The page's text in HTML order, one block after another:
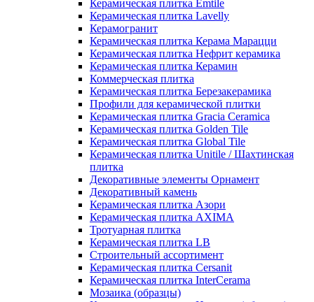
Керамическая плитка Emtile
Керамическая плитка Lavelly
Керамогранит
Керамическая плитка Керама Марацци
Керамическая плитка Нефрит керамика
Керамическая плитка Керамин
Коммерческая плитка
Керамическая плитка Березакерамика
Профили для керамической плитки
Керамическая плитка Gracia Ceramica
Керамическая плитка Golden Tile
Керамическая плитка Global Tile
Керамическая плитка Unitile / Шахтинская
плитка
Декоративные элементы Орнамент
Декоративный камень
Керамическая плитка Азори
Керамическая плитка AXIMA
Тротуарная плитка
Керамическая плитка LB
Строительный ассортимент
Керамическая плитка Cersanit
Керамическая плитка InterCerama
Мозаика (образцы)